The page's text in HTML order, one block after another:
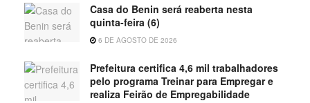
Casa do Benin será reaberta nesta
quinta-feira (6)
6 DE AGOSTO DE 2026
Prefeitura certifica 4,6 mil trabalhadores
pelo programa Treinar para Empregar e
realiza Feirão de Empregabilidade